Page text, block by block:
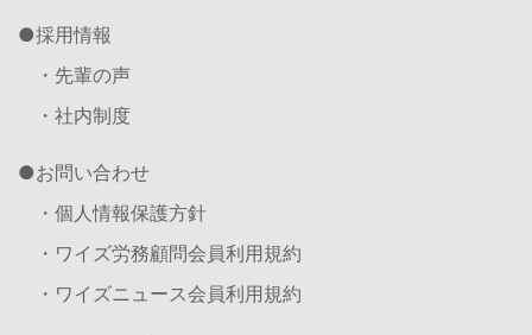
採用情報
・先輩の声
・社内制度
お問い合わせ
・個人情報保護方針
・ワイズ労務顧問会員利用規約
・ワイズニュース会員利用規約